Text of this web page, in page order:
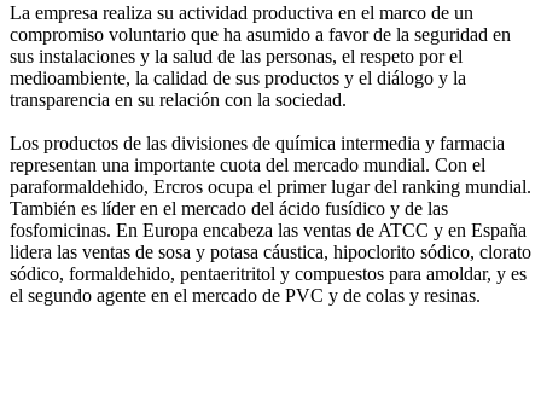
La empresa realiza su actividad productiva en el marco de un
compromiso voluntario que ha asumido a favor de la seguridad en
sus instalaciones y la salud de las personas, el respeto por el
medioambiente, la calidad de sus productos y el diálogo y la
transparencia en su relación con la sociedad.
Los productos de las divisiones de química intermedia y farmacia
representan una importante cuota del mercado mundial. Con el
paraformaldehido, Ercros ocupa el primer lugar del ranking mundial.
También es líder en el mercado del ácido fusídico y de las
fosfomicinas. En Europa encabeza las ventas de ATCC y en España
lidera las ventas de sosa y potasa cáustica, hipoclorito sódico, clorato
sódico, formaldehido, pentaeritritol y compuestos para amoldar, y es
el segundo agente en el mercado de PVC y de colas y resinas.